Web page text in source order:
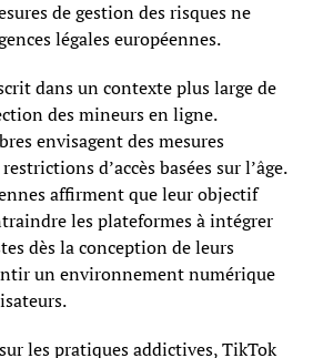
de gestion des risques ne
légales européennes.
dans un contexte plus large de
des mineurs en ligne.
envisagent des mesures
d’accès basées sur l’âge.
affirment que leur objectif
les plateformes à intégrer
dès la conception de leurs
un environnement numérique
les pratiques addictives, TikTok